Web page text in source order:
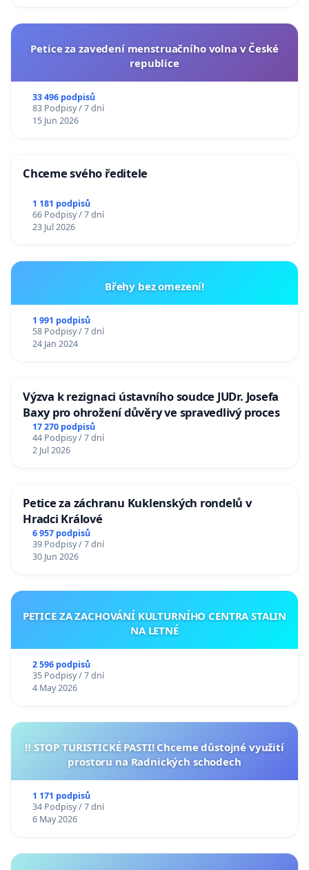
Petice za zavedení menstruačního volna v České
republice
33 496 podpisů
83 Podpisy / 7 dní
15 Jun 2026
Chceme svého ředitele
1 181 podpisů
66 Podpisy / 7 dní
23 Jul 2026
Břehy bez omezení!
1 991 podpisů
58 Podpisy / 7 dní
24 Jan 2024
Výzva k rezignaci ústavního soudce JUDr. Josefa
Baxy pro ohrožení důvěry ve spravedlivý proces
17 270 podpisů
44 Podpisy / 7 dní
2 Jul 2026
Petice za záchranu Kuklenských rondelů v
Hradci Králové
6 957 podpisů
39 Podpisy / 7 dní
30 Jun 2026
PETICE ZA ZACHOVÁNÍ KULTURNÍHO CENTRA STALIN
NA LETNÉ
2 596 podpisů
35 Podpisy / 7 dní
4 May 2026
‼️ STOP TURISTICKÉ PASTI! Chceme důstojné využití
prostoru na Radnických schodech
1 171 podpisů
34 Podpisy / 7 dní
6 May 2026